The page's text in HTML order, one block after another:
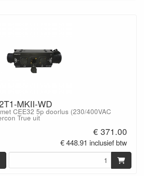
MKII-WD
CEE32 5p doorlus (230/400VAC
True uit
€ 371.00
€ 448.91 inclusief btw